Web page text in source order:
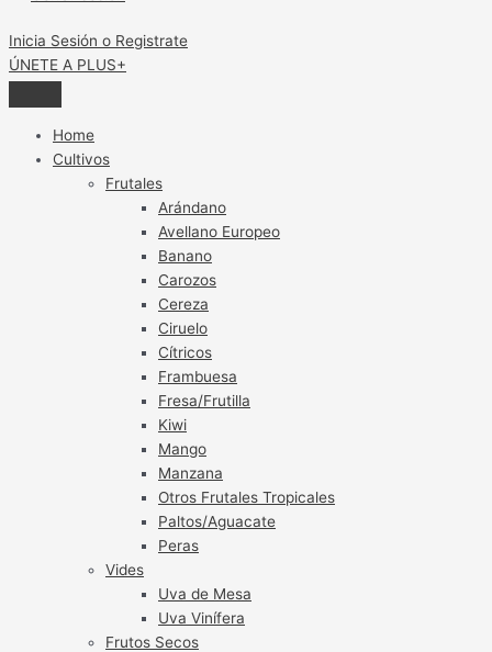
Inicia Sesión o Registrate
ÚNETE A PLUS+
Home
Cultivos
Frutales
Arándano
Avellano Europeo
Banano
Carozos
Cereza
Ciruelo
Cítricos
Frambuesa
Fresa/Frutilla
Kiwi
Mango
Manzana
Otros Frutales Tropicales
Paltos/Aguacate
Peras
Vides
Uva de Mesa
Uva Vinífera
Frutos Secos